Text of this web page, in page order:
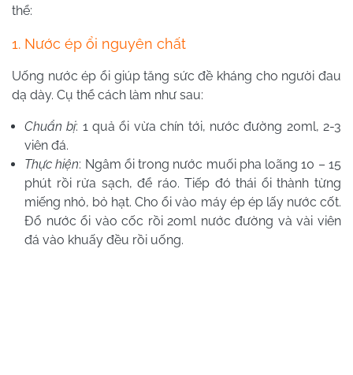
thể:
1. Nước ép ổi nguyên chất
Uống nước ép ổi giúp tăng sức đề kháng cho người đau
dạ dày. Cụ thể cách làm như sau:
Chuẩn bị: 1 quả ổi vừa chín tới, nước đường 20ml, 2-3
viên đá.
Thực hiện: Ngâm ổi trong nước muối pha loãng 10 – 15
phút rồi rửa sạch, để ráo. Tiếp đó thái ổi thành từng
miếng nhỏ, bỏ hạt. Cho ổi vào máy ép ép lấy nước cốt.
Đổ nước ổi vào cốc rồi 2oml nước đường và vài viên
đá vào khuấy đều rồi uống.